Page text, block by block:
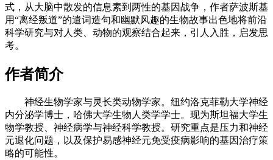
式，从大脑中散发的信息素到两性的基因战争，作者萨波斯基
用“离经叛道”的遣词造句和幽默风趣的生物故事出色地将前沿
科学研究与对人类、动物的观察结合起来，引人入胜，启发思
考。
作者简介
神经生物学家与灵长类动物学家。纽约洛克菲勒大学神经
内分泌学博士，哈佛大学生物人类学学士。现为斯坦福大学生
物学教授、神经病学与神经科学教授。研究重点是压力和神经
元退化问题，以及保护易感神经元免受疫病影响的基因治疗策
略的可能性。